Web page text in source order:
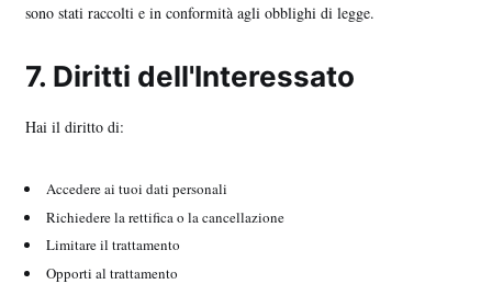
sono stati raccolti e in conformità agli obblighi di legge.
7. Diritti dell'Interessato
Hai il diritto di:
Accedere ai tuoi dati personali
Richiedere la rettifica o la cancellazione
Limitare il trattamento
Opporti al trattamento